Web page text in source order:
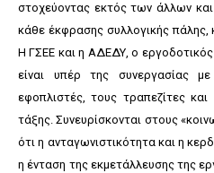
στοχεύοντας εκτός των άλλων
κάθε έκφρασης συλλογικής
Η ΓΣΕΕ και η ΑΔΕΔΥ, ο
είναι υπέρ της συνεργασίας
εφοπλιστές, τους τραπεζίτες
τάξης. Συνευρίσκονται στους
ότι η ανταγωνιστικότητα και η
η ένταση της εκμετάλλευσης της